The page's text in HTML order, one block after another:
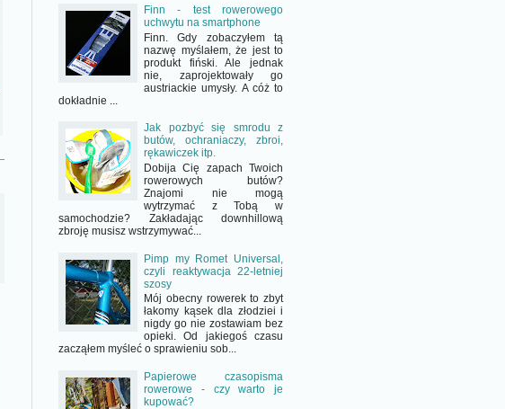
Finn - test rowerowego
uchwytu na smartphone
Finn. Gdy zobaczyłem tą
nazwę myślałem, że jest to
produkt fiński. Ale jednak
nie, zaprojektowały go
austriackie umysły. A cóż to
dokładnie ...
Jak pozbyć się smrodu z
butów, ochraniaczy, zbroi,
rękawiczek itp.
Dobija Cię zapach Twoich
rowerowych butów?
Znajomi nie mogą
wytrzymać z Tobą w
samochodzie? Zakładając downhillową
zbroję musisz wstrzymywać...
Pimp my Romet Universal,
czyli reaktywacja 22-letniej
szosy
Mój obecny rowerek to zbyt
łakomy kąsek dla złodziei i
nigdy go nie zostawiam bez
opieki. Od jakiegoś czasu
zacząłem myśleć o sprawieniu sob...
Papierowe czasopisma
rowerowe - czy warto je
kupować?